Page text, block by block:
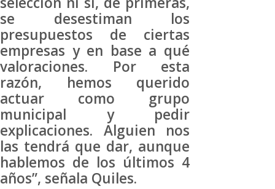
se desestiman los
presupuestos de ciertas
empresas y en base a qué
valoraciones. Por esta
razón, hemos querido
actuar como grupo
municipal y pedir
explicaciones. Alguien nos
las tendrá que dar, aunque
hablemos de los últimos 4
años”, señala Quiles.